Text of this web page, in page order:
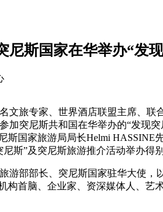
尼斯国家在华举办“发
文旅专家、世界酒店联盟主席、联
加突尼斯共和国在华举办的“发现
斯国家旅游局局长Helmi
斯”及突尼斯旅游推介活动举办得
游部部长、突尼斯国家驻华大使
构首脑、企业家、资深媒体人、艺